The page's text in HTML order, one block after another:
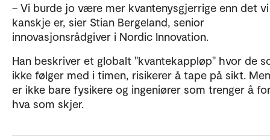
– Vi burde jo være mer kvantenysgjerrige enn det vi
kanskje er, sier Stian Bergeland, senior
innovasjonsrådgiver i Nordic Innovation.
Han beskriver et globalt "kvantekappløp" hvor de
ikke følger med i timen, risikerer å tape på sikt.
er ikke bare fysikere og ingeniører som trenger å
hva som skjer.